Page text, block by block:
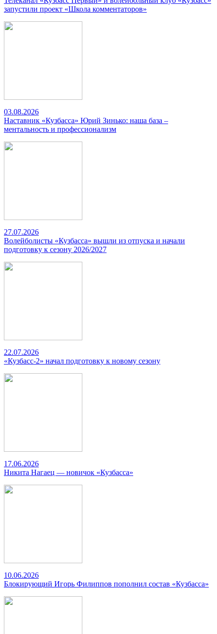
запустили проект «Школа комментаторов»
03.08.2026
Наставник «Кузбасса» Юрий Зинько: наша база –
ментальность и профессионализм
27.07.2026
Волейболисты «Кузбасса» вышли из отпуска и начали
подготовку к сезону 2026/2027
22.07.2026
«Кузбасс-2» начал подготовку к новому сезону
17.06.2026
Никита Нагаец — новичок «Кузбасса»
10.06.2026
Блокирующий Игорь Филиппов пополнил состав «Кузбасса»